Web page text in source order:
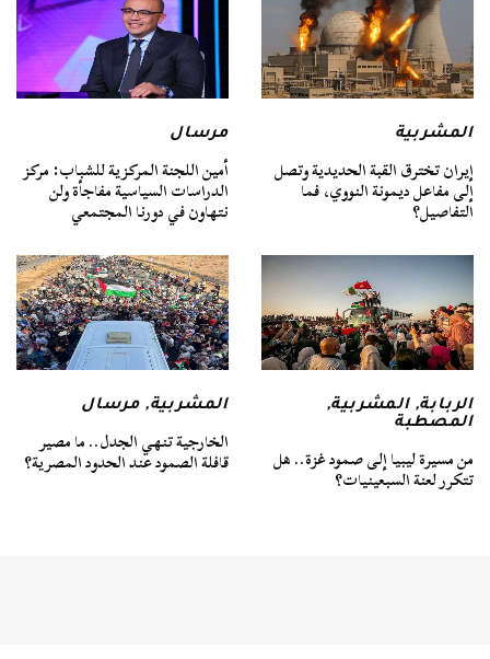
المشربية
إيران تخترق القبة الحديدية وتصل
إلى مفاعل ديمونة النووي، فما
التفاصيل؟
مرسال
أمين اللجنة المركزية للشباب: مركز
الدراسات السياسية مفاجأة ولن
نتهاون في دورنا المجتمعي
الربابة,المشربية,
المصطبة
من مسيرة ليبيا إلى صمود غزة.. هل
تتكرر لعنة السبعينيات؟
المشربية,مرسال
الخارجية تنهي الجدل.. ما مصير
قافلة الصمود عند الحدود المصرية؟